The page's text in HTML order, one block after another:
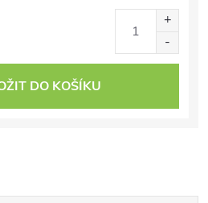
DO KOŠÍKU